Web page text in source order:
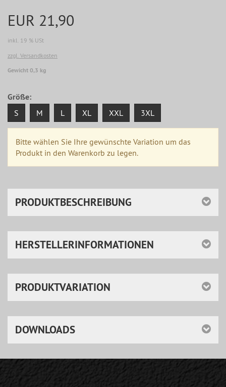
EUR 21,90
inkl. 19 % USt
zzgl. Versandkosten
Gewicht 0,3 kg
Größe:
S M L XL XXL 3XL
Bitte wählen Sie Ihre gewünschte Variation um das
Produkt in den Warenkorb zu legen.
PRODUKTBESCHREIBUNG
HERSTELLERINFORMATIONEN
PRODUKTVARIATION
DOWNLOADS